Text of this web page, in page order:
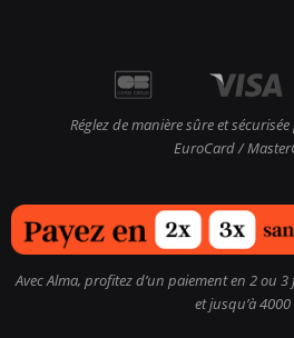
Réglez de manière sûre et
EuroCard /
Avec Alma, profitez d’un paiement en 2 ou
et jusqu’à 4000